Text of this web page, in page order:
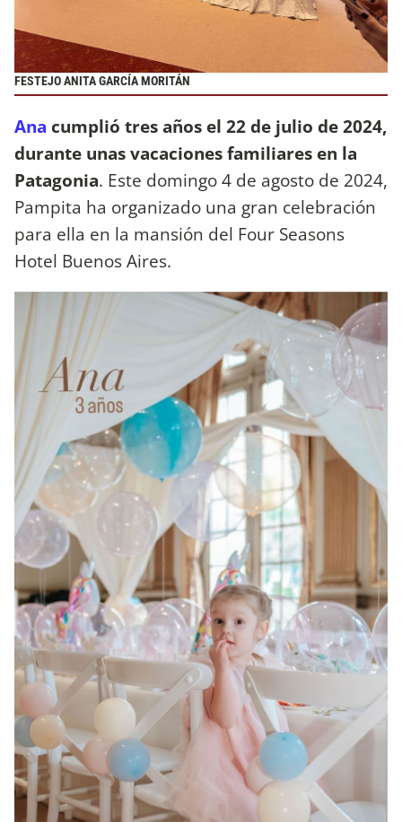
FESTEJO ANITA GARCÍA MORITÁN
Ana cumplió tres años el 22 de julio de 2024,
durante unas vacaciones familiares en la
Patagonia. Este domingo 4 de agosto de 2024,
Pampita ha organizado una gran celebración
para ella en la mansión del Four Seasons
Hotel Buenos Aires.